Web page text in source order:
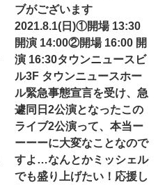
ブがございます
2021.8.1(日)①開場 13:30
開演 14:00②開場 16:00 開
演 16:30タウンニュースビ
ル3F タウンニュースホー
ル緊急事態宣言を受け、急
遽同日2公演となったこの
ライブ2公演って、本当ー
ーーーに大変なことなので
すよ…なんとかミッシェル
でも盛り上げたい！応援し